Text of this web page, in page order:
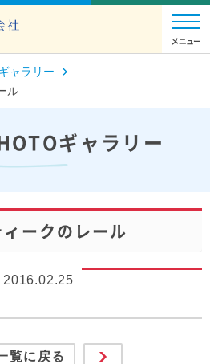
ャラリー
ル
ギャラリー
ークのレール
2016.02.25
覧に戻る